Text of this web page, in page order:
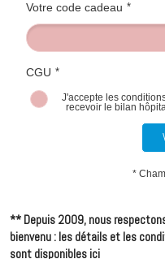
Votre code cadeau *
CGU *
J'accepte les
recevoir le bilan
*
** Depuis 2009, nous
bienvenu : les détails et les
sont disponibles ici